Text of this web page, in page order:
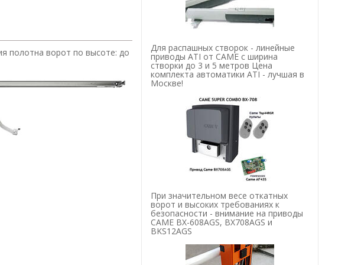
полотна ворот по высоте: до
Для распашных створок - линейные
приводы ATI от CAME с ширина
створки до 3 и 5 метров Цена
комплекта автоматики ATI - лучшая в
Москве!
При значительном весе откатных
ворот и высоких требованиях к
безопасности - внимание на приводы
CAME BX-608AGS, BX708AGS и
BKS12AGS